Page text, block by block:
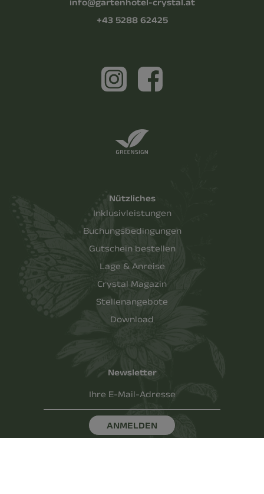
info@gartenhotel-crystal.at
+43 5288 62425
Nützliches
Inklusivleistungen
Buchungsbedingungen
Gutschein bestellen
Lage & Anreise
Crystal Magazin
Stellenangebote
Download
Newsletter
Ihre E-Mail-Adresse
ANMELDEN